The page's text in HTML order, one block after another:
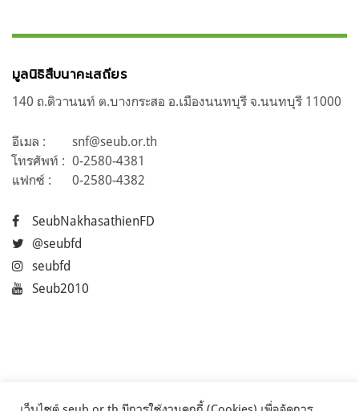
มูลนิธิสืบนาคะเสถียร
140 ถ.ติวานนท์ ต.บางกระสอ อ.เมืองนนทบุรี จ.นนทบุรี 11000
อีเมล :
snf@seub.or.th
โทรศัพท์ : 0-2580-4381
แฟกซ์ :
0-2580-4382
SeubNakhasathienFD
@seubfd
seubfd
Seub2010